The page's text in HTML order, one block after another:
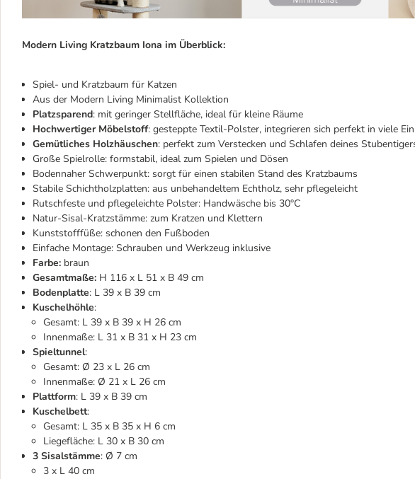
Modern Living Kratzbaum Iona im Überblick:
Spiel- und Kratzbaum für Katzen
Aus der Modern Living Minimalist Kollektion
Platzsparend: mit geringer Stellfläche, ideal für kleine Räume
Hochwertiger Möbelstoff: gesteppte Textil-Polster, integrieren sich perfekt in viele
Gemütliches Holzhäuschen: perfekt zum Verstecken und Schlafen deines
Große Spielrolle: formstabil, ideal zum Spielen und Dösen
Bodennaher Schwerpunkt: sorgt für einen stabilen Stand des Kratzbaums
Stabile Schichtholzplatten: aus unbehandeltem Echtholz, sehr pflegeleicht
Rutschfeste und pflegeleichte Polster: Handwäsche bis 30°C
Natur-Sisal-Kratzstämme: zum Kratzen und Klettern
Kunststofffüße: schonen den Fußboden
Einfache Montage: Schrauben und Werkzeug inklusive
Farbe: braun
Gesamtmaße: H 116 x L 51 x B 49 cm
Bodenplatte: L 39 x B 39 cm
Kuschelhöhle:
Gesamt: L 39 x B 39 x H 26 cm
Innenmaße: L 31 x B 31 x H 23 cm
Spieltunnel:
Gesamt: Ø 23 x L 26 cm
Innenmaße: Ø 21 x L 26 cm
Plattform: L 39 x B 39 cm
Kuschelbett:
Gesamt: L 35 x B 35 x H 6 cm
Liegefläche: L 30 x B 30 cm
3 Sisalstämme: Ø 7 cm
3 x L 40 cm